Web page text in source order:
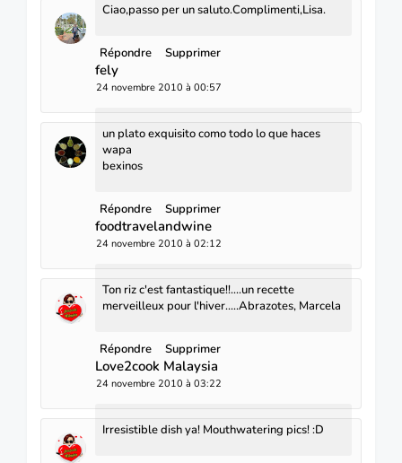
Ciao,passo per un saluto.Complimenti,Lisa.
Répondre Supprimer
fely
24 novembre 2010 à 00:57
un plato exquisito como todo lo que haces
wapa
bexinos
Répondre Supprimer
foodtravelandwine
24 novembre 2010 à 02:12
Ton riz c'est fantastique!!....un recette
merveilleux pour l'hiver.....Abrazotes, Marcela
Répondre Supprimer
Love2cook Malaysia
24 novembre 2010 à 03:22
Irresistible dish ya! Mouthwatering pics! :D